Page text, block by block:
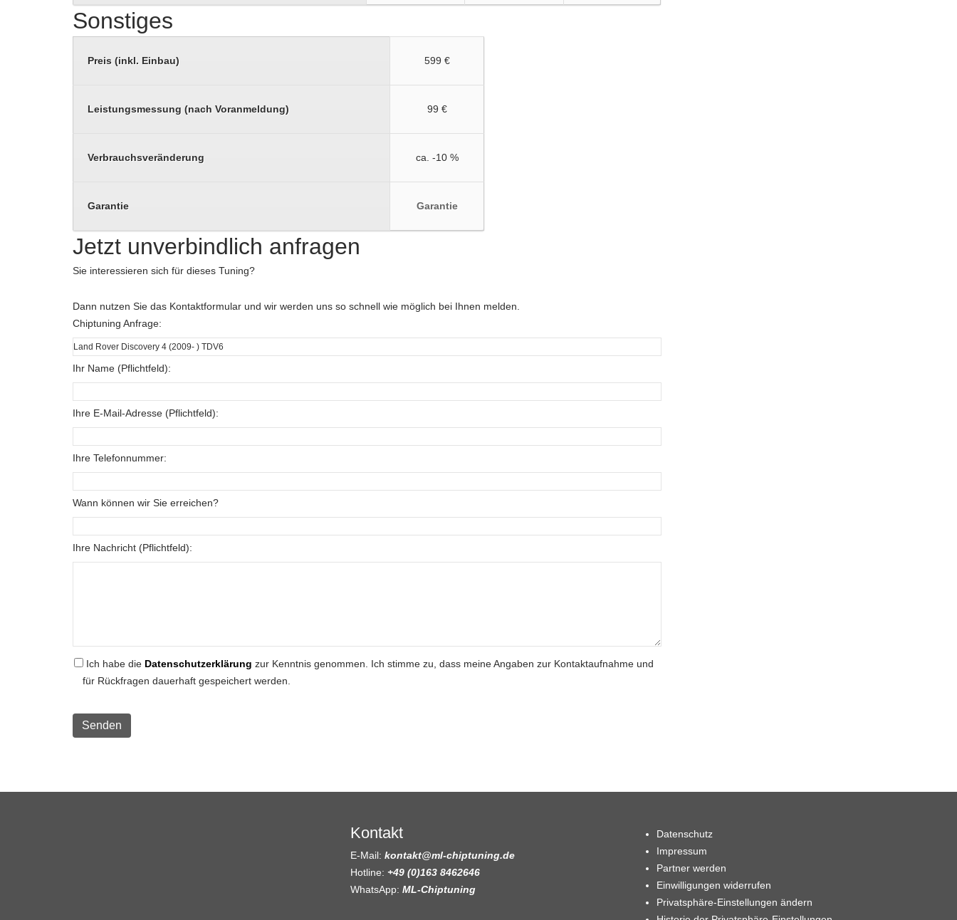
Sonstiges
Preis (inkl. Einbau) 599 €
Leistungsmessung (nach Voranmeldung) 99 €
Verbrauchsveränderung ca. -10 %
Garantie Garantie
Jetzt unverbindlich anfragen
Sie interessieren sich für dieses Tuning?
Dann nutzen Sie das Kontaktformular und wir werden uns so schnell wie möglich bei Ihnen melden.
Chiptuning Anfrage:
Ihr Name (Pflichtfeld):
Ihre E-Mail-Adresse (Pflichtfeld):
Ihre Telefonnummer:
Wann können wir Sie erreichen?
Ihre Nachricht (Pflichtfeld):
Ich habe die Datenschutzerklärung zur Kenntnis genommen. Ich stimme zu, dass meine Angaben zur Kontaktaufnahme und
für Rückfragen dauerhaft gespeichert werden.
Kontakt
E-Mail: kontakt@ml-chiptuning.de
Hotline: +49 (0)163 8462646
WhatsApp: ML-Chiptuning
Datenschutz
Impressum
Partner werden
Einwilligungen widerrufen
Privatsphäre-Einstellungen ändern